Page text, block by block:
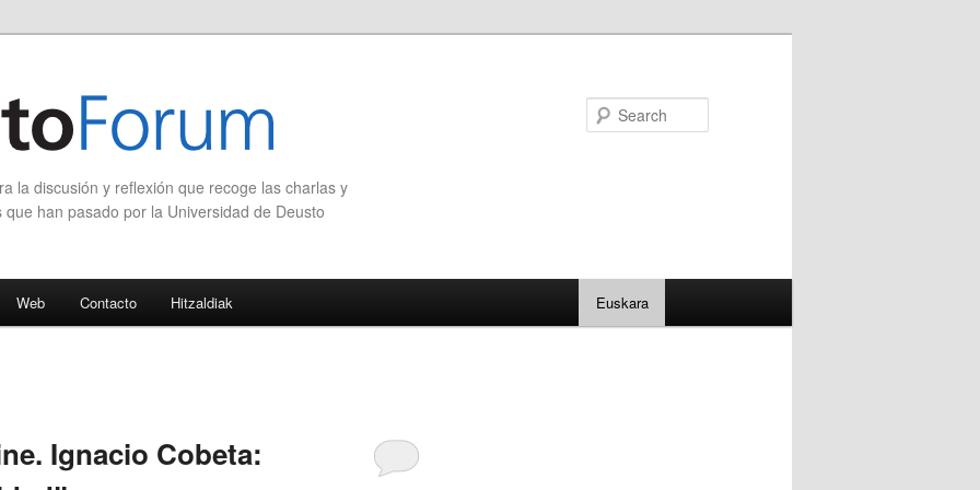
la discusión y reflexión que recoge las charlas y
han pasado por la Universidad de Deusto
Web Contacto Hitzaldiak Euskara
Ignacio Cobeta: